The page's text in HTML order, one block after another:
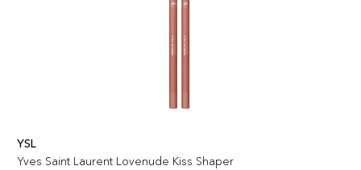
YSL
Yves Saint Laurent Lovenude Kiss Shaper